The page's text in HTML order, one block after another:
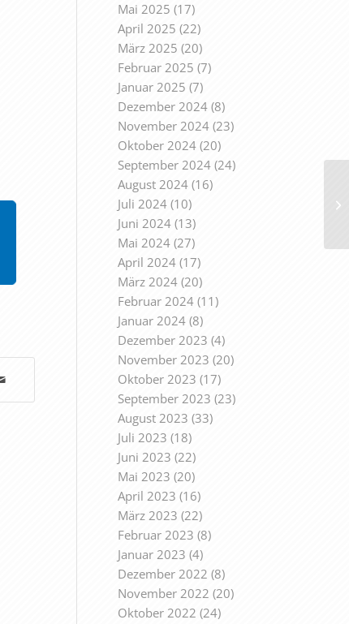
Mai 2025 (17)
April 2025 (22)
März 2025 (20)
Februar 2025 (7)
Januar 2025 (7)
Dezember 2024(8)
November 2024(23)
Oktober 2024(20)
September 2024(24)
August 2024(16)
Juli 2024(10)
Juni 2024(13)
Mai 2024(27)
April 2024(17)
März 2024(20)
Februar 2024(11)
Januar 2024(8)
Dezember 2023 (4)
November 2023 (20)
Oktober 2023 (17)
September 2023 (23)
August 2023 (33)
Juli 2023 (18)
Juni 2023 (22)
Mai 2023 (20)
April 2023 (16)
März 2023 (22)
Februar 2023 (8)
Januar 2023 (4)
Dezember 2022 (8)
November 2022 (20)
Oktober 2022 (24)